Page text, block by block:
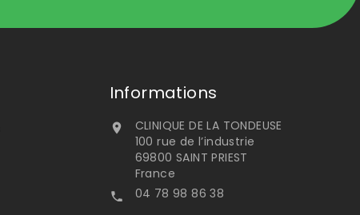
Informations

CLINIQUE DE LA TONDEUSE
100 rue de l’industrie
69800 SAINT PRIEST
France
 04 78 98 86 38